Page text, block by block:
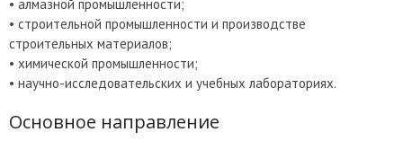
• алмазной промышленности;
• строительной промышленности и производстве
строительных материалов;
• химической промышленности;
• научно-исследовательских и учебных лабораториях.
Основное направление